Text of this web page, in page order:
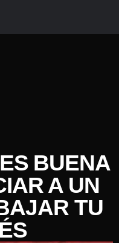
BUENA
A UN
TU